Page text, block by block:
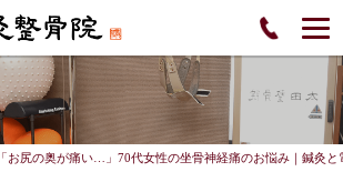
「お尻の奥が痛い…」70代女性の坐骨神経痛のお悩み｜鍼灸と